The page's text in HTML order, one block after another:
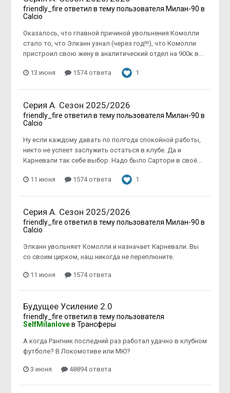
friendly_fire ответил в тему пользователя Милан-90 в
Calcio
Оказалось, что главной причиной увольнения Комолли
стало то, что Элканн узнал (через год!!!), что Комолли
пристроил свою жену в аналитический отдел на 900к в...
13 июня 1574 ответа 1
Серия А. Сезон 2025/2026
friendly_fire ответил в тему пользователя Милан-90 в
Calcio
Ну если каждому давать по полгода спокойной работы,
никто не успеет заслужить остаться в клубе. Да и
Карневали так себе выбор. Надо было Сартори в своё...
11 июня 1574 ответа 1
Серия А. Сезон 2025/2026
friendly_fire ответил в тему пользователя Милан-90 в
Calcio
Элканн увольняет Комолли и назначает Карневали. Вы
со своим цирком, наш никогда не переплюните.
11 июня 1574 ответа
Будущее Усиление 2.0
friendly_fire ответил в тему пользователя
SelfMilanloveв Трансферы
А когда Рангник последний раз работал удачно в клубном
футболе? В Локомотиве или МЮ?
3 июня 48894 ответа